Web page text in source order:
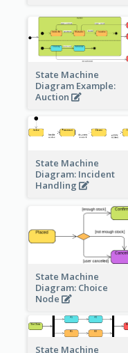
State Machine
Diagram Example:
Auction
State Machine
Diagram: Incident
Handling
State Machine
Diagram: Choice
Node
State Machine